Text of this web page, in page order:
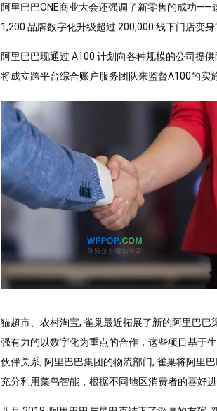
阿里巴巴ONE商业大会还强调了新零售的成功
1,200 品牌数字化升级超过 200,000 线下门店变身“
阿里巴巴现通过 A100 计划向各种规模的公司提
将成立跨平台综合账户服务团队来监督A100的实
猫超市、农村淘宝, 雀巢最近拓展了新的阿里巴
强有力的以数字化为重点的合作，这些项​​目基于
伙伴关系, 阿里巴巴集团的物流部门, 雀巢将阿里
充分利用菜鸟智能，根据不同地区消费者的喜好